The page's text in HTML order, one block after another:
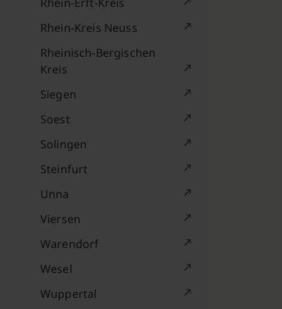
Rhein-Kreis Neuss
Rheinisch-Bergischen
Kreis
Siegen
Soest
Solingen
Steinfurt
Unna
Viersen
Warendorf
Wesel
Wuppertal